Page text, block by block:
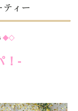
ィー
◆◇
！-